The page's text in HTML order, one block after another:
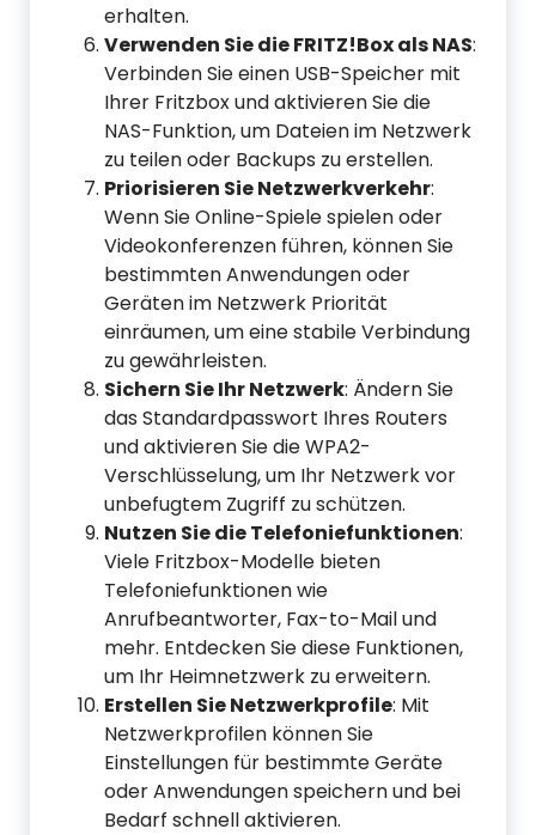
erhalten.
Verwenden Sie die FRITZ!Box als NAS:
Verbinden Sie einen USB-Speicher mit
Ihrer Fritzbox und aktivieren Sie die
NAS-Funktion, um Dateien im Netzwerk
zu teilen oder Backups zu erstellen.
Priorisieren Sie Netzwerkverkehr:
Wenn Sie Online-Spiele spielen oder
Videokonferenzen führen, können Sie
bestimmten Anwendungen oder
Geräten im Netzwerk Priorität
einräumen, um eine stabile Verbindung
zu gewährleisten.
Sichern Sie Ihr Netzwerk: Ändern Sie
das Standardpasswort Ihres Routers
und aktivieren Sie die WPA2-
Verschlüsselung, um Ihr Netzwerk vor
unbefugtem Zugriff zu schützen.
Nutzen Sie die Telefoniefunktionen:
Viele Fritzbox-Modelle bieten
Telefoniefunktionen wie
Anrufbeantworter, Fax-to-Mail und
mehr. Entdecken Sie diese Funktionen,
um Ihr Heimnetzwerk zu erweitern.
Erstellen Sie Netzwerkprofile: Mit
Netzwerkprofilen können Sie
Einstellungen für bestimmte Geräte
oder Anwendungen speichern und bei
Bedarf schnell aktivieren.